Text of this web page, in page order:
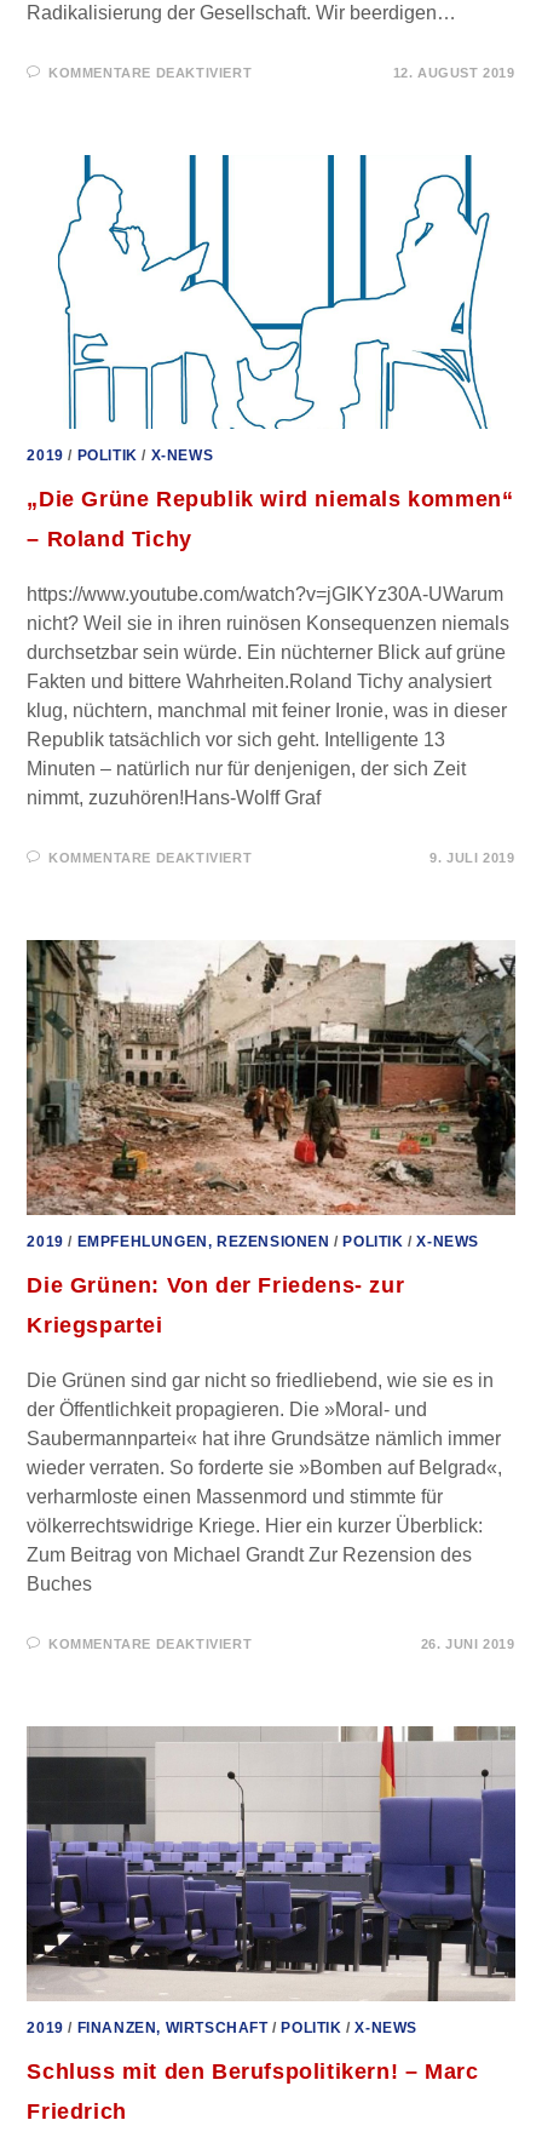
Radikalisierung der Gesellschaft. Wir beerdigen…
KOMMENTARE DEAKTIVIERTFÜR
12. AUGUST 2019
2019 / POLITIK / X-NEWS
„Die Grüne Republik wird niemals kommen“
– Roland Tichy
https://www.youtube.com/watch?v=jGIKYz30A-UWarum
nicht? Weil sie in ihren ruinösen Konsequenzen niemals
durchsetzbar sein würde. Ein nüchterner Blick auf grüne
Fakten und bittere Wahrheiten.Roland Tichy analysiert
klug, nüchtern, manchmal mit feiner Ironie, was in dieser
Republik tatsächlich vor sich geht. Intelligente 13
Minuten – natürlich nur für denjenigen, der sich Zeit
nimmt, zuzuhören!Hans-Wolff Graf
KOMMENTARE DEAKTIVIERTFÜR
NIEMALS
KOMMEN“
–
ROLAND
TICHY
9. JULI 2019
2019 / EMPFEHLUNGEN, REZENSIONEN / POLITIK /X-NEWS
Die Grünen: Von der Friedens- zur
Kriegspartei
Die Grünen sind gar nicht so friedliebend, wie sie es in
der Öffentlichkeit propagieren. Die »Moral- und
Saubermannpartei« hat ihre Grundsätze nämlich immer
wieder verraten. So forderte sie »Bomben auf Belgrad«,
verharmloste einen Massenmord und stimmte für
völkerrechtswidrige Kriege. Hier ein kurzer Überblick:
Zum Beitrag von Michael Grandt Zur Rezension des
Buches
KOMMENTARE DEAKTIVIERTFÜR
KRIEGSPARTEI
26. JUNI 2019
2019 / FINANZEN, WIRTSCHAFT/ POLITIK /X-NEWS
Schluss mit den Berufspolitikern! – Marc
Friedrich